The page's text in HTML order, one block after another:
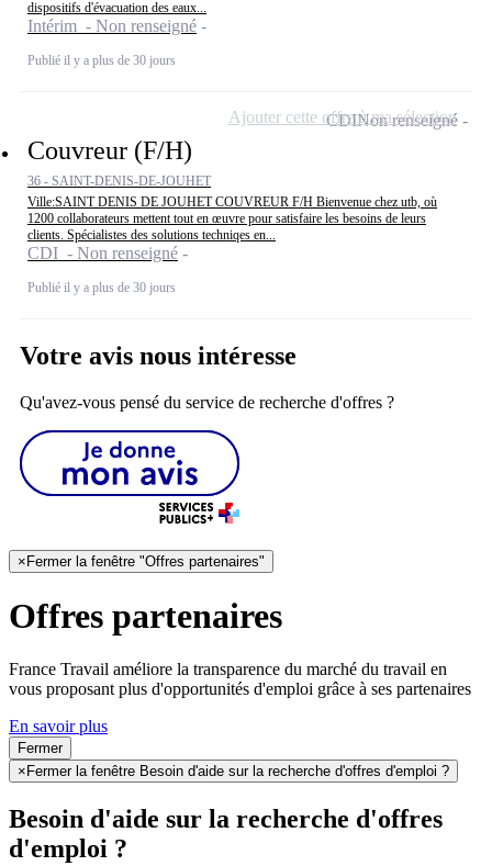
dispositifs d'évacuation des eaux...
Intérim - Non renseigné
Publié il y a plus de 30 jours
Couvreur (F/H)
36 - SAINT-DENIS-DE-JOUHET
Ville:SAINT DENIS DE JOUHET COUVREUR F/H Bienvenue chez utb, où
1200 collaborateurs mettent tout en œuvre pour satisfaire les besoins de leurs
clients. Spécialistes des solutions techniqes en...
CDI - Non renseigné
Publié il y a plus de 30 jours
CDINon renseigné
Ajouter cette offre à ma sélection
Votre avis nous intéresse
Qu'avez-vous pensé du service de recherche d'offres ?
×Fermer la fenêtre "Offres partenaires"
Offres partenaires
France Travail améliore la transparence du marché du travail en
vous proposant plus d'opportunités d'emploi grâce à ses partenaires
En savoir plus
Fermer
× Fermer la fenêtre Besoin d'aide sur la recherche d'offres d'emploi ?
Besoin d'aide sur la recherche d'offres
d'emploi ?